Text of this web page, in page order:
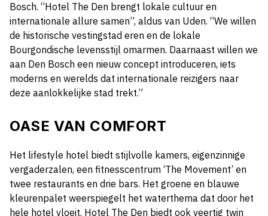
Bosch. “Hotel The Den brengt lokale cultuur en
internationale allure samen”, aldus van Uden. “We willen
de historische vestingstad eren en de lokale
Bourgondische levensstijl omarmen. Daarnaast willen we
aan Den Bosch een nieuw concept introduceren, iets
moderns en werelds dat internationale reizigers naar
deze aanlokkelijke stad trekt.”
OASE VAN COMFORT
Het lifestyle hotel biedt stijlvolle kamers, eigenzinnige
vergaderzalen, een fitnesscentrum ‘The Movement’ en
twee restaurants en drie bars. Het groene en blauwe
kleurenpalet weerspiegelt het waterthema dat door het
hele hotel vloeit. Hotel The Den biedt ook veertig twin